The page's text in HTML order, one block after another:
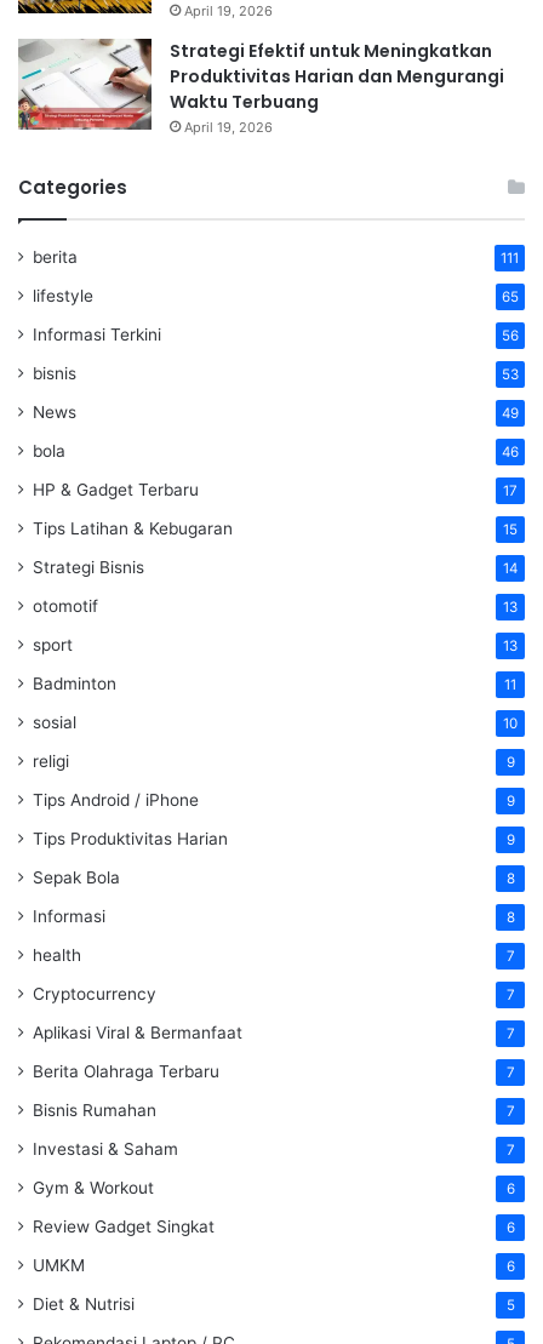
April 19, 2026
Strategi Efektif untuk Meningkatkan
Produktivitas Harian dan Mengurangi
Waktu Terbuang
April 19, 2026
Categories
berita 111
lifestyle 65
Informasi Terkini 56
bisnis 53
News 49
bola 46
HP & Gadget Terbaru 17
Tips Latihan & Kebugaran 15
Strategi Bisnis 14
otomotif 13
sport 13
Badminton 11
sosial 10
religi 9
Tips Android / iPhone 9
Tips Produktivitas Harian 9
Sepak Bola 8
Informasi 8
health 7
Cryptocurrency 7
Aplikasi Viral & Bermanfaat 7
Berita Olahraga Terbaru 7
Bisnis Rumahan 7
Investasi & Saham 7
Gym & Workout 6
Review Gadget Singkat 6
UMKM 6
Diet & Nutrisi 5